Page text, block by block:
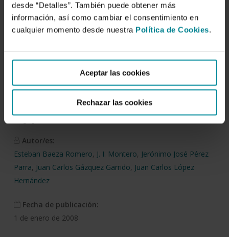
desde “Detalles”. También puede obtener más
información, así como cambiar el consentimiento en
cualquier momento desde nuestra Política de Cookies.
Aceptar las cookies
Rechazar las cookies
Descargar
Numerical Analysis of
Buoyancy Driven Natural
Ventilation in Multispan
Type Greenhouses
Autor/es:
Esteban Baeza Romero, J. I. Montero, Jerónimo José Pérez
Parra, Juan Carlos Gázquez Garrido, Juan Carlos López
Hernández
Fecha de publicación:
1 de enero de 2008